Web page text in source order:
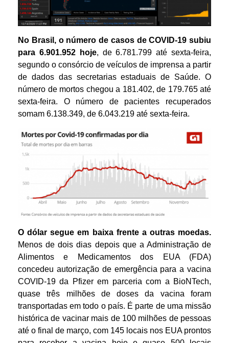
No Brasil, o número de casos de COVID-19 subiu
para 6.901.952hoje, de 6.781.799 atésexta-feira,
segundo o consórcio de veículos de imprensa a partir
de dados das secretarias estaduais de Saúde. O
número de mortos chegou a 181.402, de 179.765 até
sexta-feira. O número de pacientes recuperados
somam 6.138.349, de 6.043.219 até sexta-feira.
O dólarsegue em baixa frente a outras moedas.
Menos de dois dias depois que a Administração de
Alimentos e Medicamentos dos EUA (FDA)
concedeu autorização de emergência para a vacina
COVID-19 da Pfizer em parceria com a BioNTech,
quase três milhões de doses da vacina foram
transportadas em todo o país. É parte de uma missão
histórica de vacinar mais de 100 milhões de pessoas
até o final de março, com 145 locais nos EUA prontos